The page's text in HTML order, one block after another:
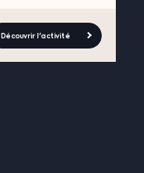
Découvrir l'activité